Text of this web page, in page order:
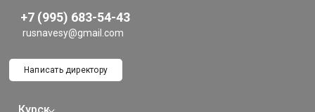
+7 (995) 683-54-43
rusnavesy@gmail.com
Написать директору